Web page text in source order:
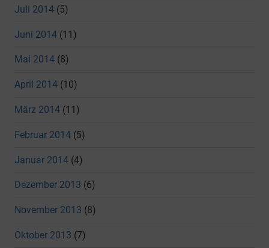
Juli 2014 (5)
Juni 2014 (11)
Mai 2014 (8)
April 2014 (10)
März 2014 (11)
Februar 2014 (5)
Januar 2014 (4)
Dezember 2013 (6)
November 2013 (8)
Oktober 2013 (7)